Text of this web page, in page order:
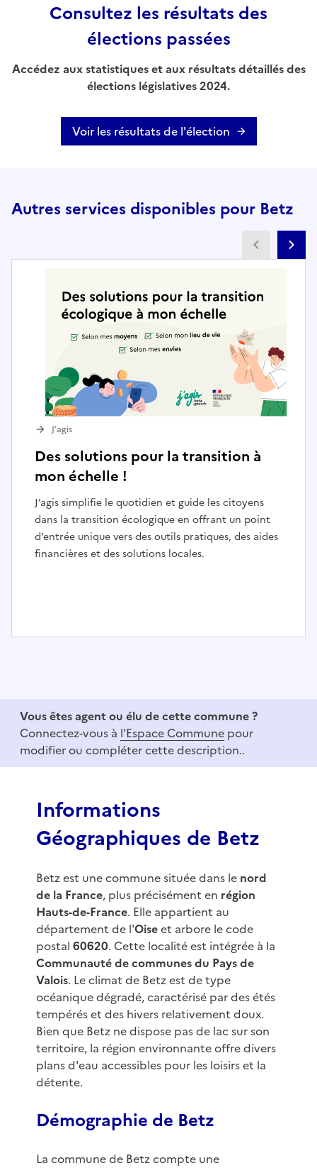
Consultez les résultats des
élections passées
Accédez aux statistiques et aux résultats détaillés des
élections législatives 2024.
Voir les résultats de l'élection
Autres services disponibles pour Betz
Des solutions pour la transition à
mon échelle !
J’agis simplifie le quotidien et guide les citoyens
dans la transition écologique en offrant un point
d’entrée unique vers des outils pratiques, des aides
financières et des solutions locales.
J’agis
3
Vous êtes agent ou élu de cette commune ?
Connectez-vous à l'Espace Commune pour
modifier ou compléter cette description..
Informations
Géographiques de Betz
Betz est une commune située dans le nord
de la France, plus précisément en région
Hauts-de-France. Elle appartient au
département de l'Oiseet arbore le code
postal 60620. Cette localité est intégrée à la
Communauté de communes du Pays de
Valois. Le climat de Betz est de type
océanique dégradé, caractérisé par des étés
tempérés et des hivers relativement doux.
Bien que Betz ne dispose pas de lac sur son
territoire, la région environnante offre divers
plans d'eau accessibles pour les loisirs et la
détente.
Démographie de Betz
La commune de Betz compte une